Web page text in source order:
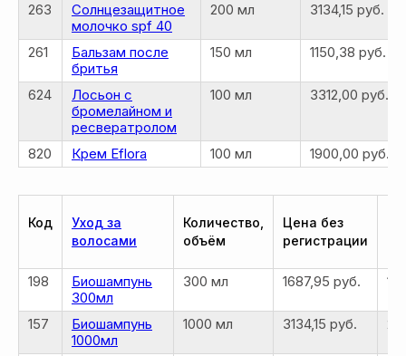
263
Солнцезащитное
молочко spf 40
200 мл 3134,15 руб.
261
Бальзам после
бритья
150 мл 1150,38 руб.
624
Лосьон с
бромелайном и
ресвератролом
100 мл 3312,00 руб.
820 Крем Eflora 100 мл 1900,00 руб.
Код
Уход за
волосами
Количество,
объём
Цена без
регистрации
198
Биошампунь
300мл
300 мл 1687,95 руб.
157
Биошампунь
1000мл
1000 мл 3134,15 руб.